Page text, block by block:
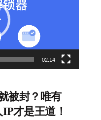
02:14
被封？唯有
才是王道！